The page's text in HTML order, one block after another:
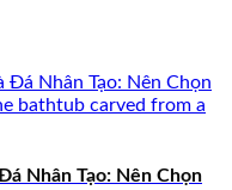
Nhân Tạo: Nên Chọn